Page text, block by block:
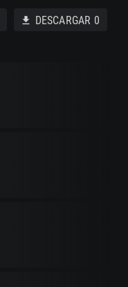
download DESCARGAR 0